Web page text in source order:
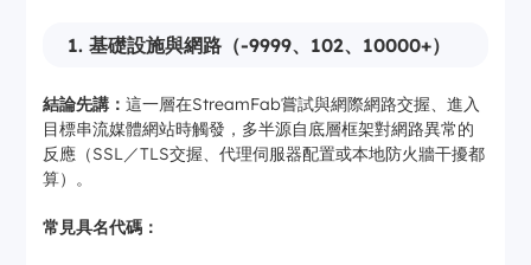
處理
音訊與視
技術處理
問題
任務完成
重封裝與
合併音軌
／視軌並
1. 基礎設施與網路（-9999、102、10000+）
結論先講：這一層在StreamFab嘗試與網際網路交握、進入
目標串流媒體網站時觸發，多半源自底層框架對網路異常的
反應（SSL／TLS交握、代理伺服器配置或本地防火牆干擾都
算）。
常見具名代碼：